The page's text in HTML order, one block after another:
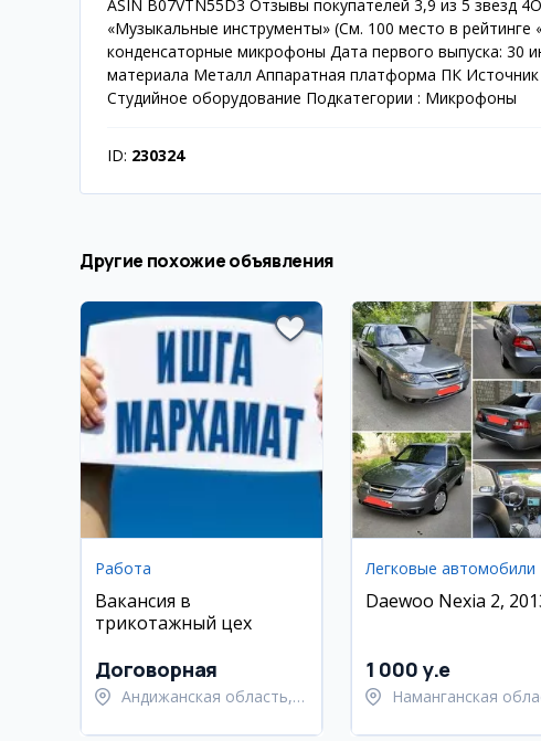
ASIN B07VTN55D3 Отзывы покупателей 3,9 из 5 звезд
«Музыкальные инструменты» (См. 100 место в
конденсаторные микрофоны Дата первого выпуска: 30
материала Металл Аппаратная платформа ПК
Студийное оборудование Подкатегории : Микрофоны
ID: 230324
Другие похожие объявления
Работа
Вакансия в
трикотажный цех
Договорная
Андижанская область,
Легковые автомобили
Daewoo Nexia 2,
1 000 y.e
Наманганская